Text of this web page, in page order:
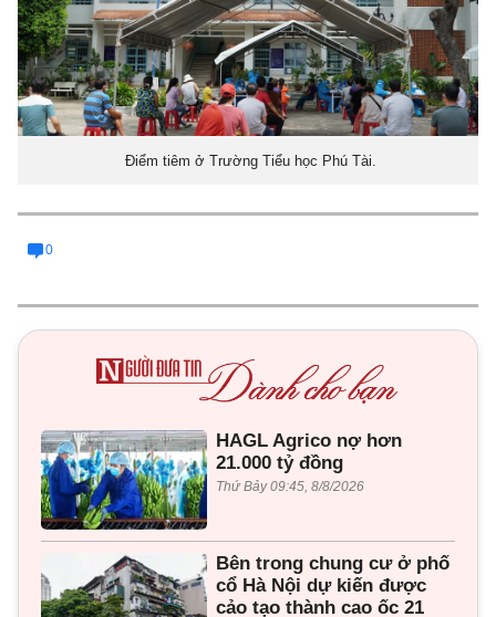
Điểm tiêm ở Trường Tiểu học Phú Tài.
0
HAGL Agrico nợ hơn
21.000 tỷ đồng
Thứ Bảy 09:45, 8/8/2026
Bên trong chung cư ở phố
cổ Hà Nội dự kiến được
cảo tạo thành cao ốc 21